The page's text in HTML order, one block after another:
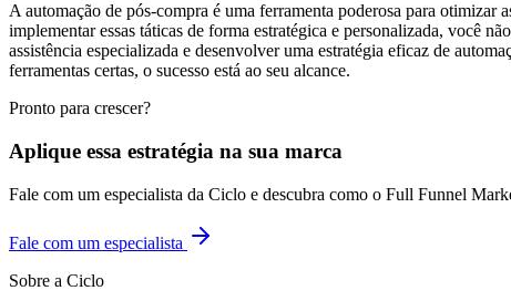
A automação de pós-compra é uma ferramenta poderosa para
implementar essas táticas de forma estratégica e personalizada, você
assistência especializada e desenvolver uma estratégia eficaz de
ferramentas certas, o sucesso está ao seu alcance.
Pronto para crescer?
Aplique essa estratégia na sua marca
Fale com um especialista da Ciclo e descubra como o Full Funnel
Fale com um especialista
Sobre a Ciclo